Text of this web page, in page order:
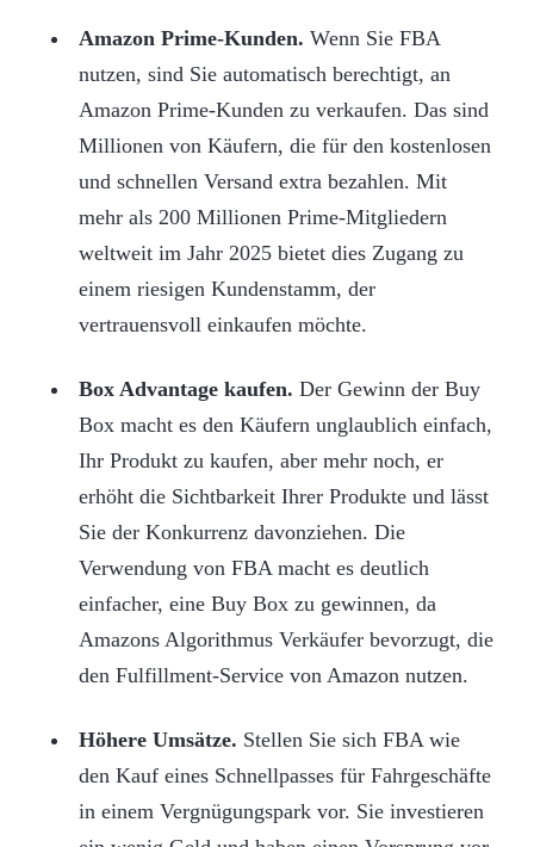
Amazon Prime-Kunden. Wenn Sie FBA
nutzen, sind Sie automatisch berechtigt, an
Amazon Prime-Kunden zu verkaufen. Das sind
Millionen von Käufern, die für den kostenlosen
und schnellen Versand extra bezahlen. Mit
mehr als 200 Millionen Prime-Mitgliedern
weltweit im Jahr 2025 bietet dies Zugang zu
einem riesigen Kundenstamm, der
vertrauensvoll einkaufen möchte.
Box Advantage kaufen. Der Gewinn der Buy
Box macht es den Käufern unglaublich einfach,
Ihr Produkt zu kaufen, aber mehr noch, er
erhöht die Sichtbarkeit Ihrer Produkte und lässt
Sie der Konkurrenz davonziehen. Die
Verwendung von FBA macht es deutlich
einfacher, eine Buy Box zu gewinnen, da
Amazons Algorithmus Verkäufer bevorzugt, die
den Fulfillment-Service von Amazon nutzen.
Höhere Umsätze. Stellen Sie sich FBA wie
den Kauf eines Schnellpasses für Fahrgeschäfte
in einem Vergnügungspark vor. Sie investieren